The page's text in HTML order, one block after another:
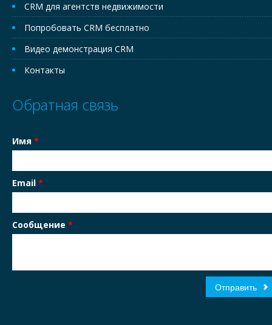
CRM для агентств недвижимости
Попробовать CRM бесплатно
Видео демонстрация CRM
Контакты
Обратная связь
Имя *
Email *
Сообщение *